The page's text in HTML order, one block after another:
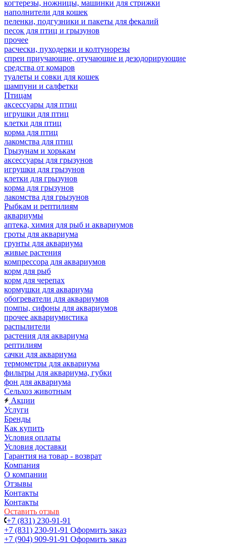
когтерезы, ножницы, машинки для стрижки
наполнители для кошек
пеленки, подгузники и пакеты для фекалий
песок для птиц и грызунов
прочее
расчески, пуходерки и колтунорезы
спреи приучающие, отучающие и дезодорирующие
средства от комаров
туалеты и совки для кошек
шампуни и салфетки
Птицам
аксессуары для птиц
игрушки для птиц
клетки для птиц
корма для птиц
лакомства для птиц
Грызунам и хорькам
аксессуары для грызунов
игрушки для грызунов
клетки для грызунов
корма для грызунов
лакомства для грызунов
Рыбкам и рептилиям
аквариумы
аптека, химия для рыб и аквариумов
гроты для аквариума
грунты для аквариума
живые растения
компрессора для аквариумов
корм для рыб
корм для черепах
кормушки для аквариума
обогреватели для аквариумов
помпы, сифоны для аквариумов
прочее аквариумистика
распылители
растения для аквариума
рептилиям
сачки для аквариума
термометры для аквариума
фильтры для аквариума, губки
фон для аквариума
Сельхоз животным
Акции
Услуги
Бренды
Как купить
Условия оплаты
Условия доставки
Гарантия на товар - возврат
Компания
О компании
Отзывы
Контакты
Контакты
Оставить отзыв
+7 (831) 230-91-91
+7 (831) 230-91-91 Оформить заказ
+7 (904) 909-91-91 Оформить заказ